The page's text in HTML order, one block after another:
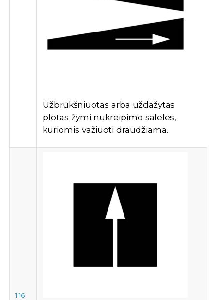
Užbrūkšniuotas arba uždažytas
plotas žymi nukreipimo saleles,
kuriomis važiuoti draudžiama.
1.16